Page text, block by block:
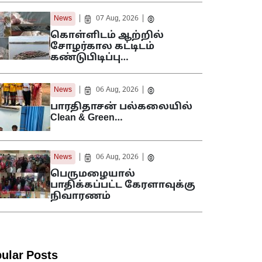
News 07 Aug, 2026
கொள்ளிடம் ஆற்றில்
சோழர்கால கட்டிடம்
கண்டுபிடிப்பு…
News 06 Aug, 2026
பாரதிதாசன் பல்கலையில்
Clean & Green…
News 06 Aug, 2026
பெருமழையால்
பாதிக்கப்பட்ட கேரளாவுக்கு
நிவாரணம்
Posts